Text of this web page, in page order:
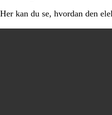
Her kan du se, hvordan den